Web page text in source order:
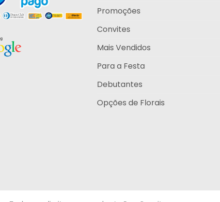
Promoções
Convites
Mais Vendidos
Para a Festa
Debutantes
Opções de Florais